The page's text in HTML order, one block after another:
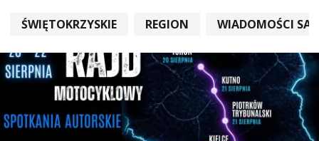
ŚWIĘTOKRZYSKIE REGION WIADOMOŚCI